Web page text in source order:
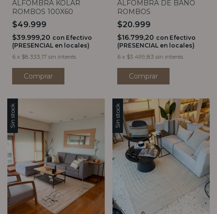
ALFOMBRA KOLAR
ROMBOS 100X60
$49.999
$39.999,20 con Efectivo
(PRESENCIAL en locales)
6 x $8.333,17 sin interés
Comprar
ALFOMBRA DE BAÑO
ROMBOS
$20.999
$16.799,20 con Efectivo
(PRESENCIAL en locales)
6 x $3.499,83 sin interés
Sin stock Sin stock